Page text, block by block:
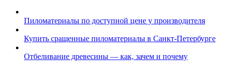
Пиломатериалы по доступной цене у производителя
Купить сращенные пиломатериалы в Санкт-Петербурге
Отбеливание древесины — как, зачем и почему